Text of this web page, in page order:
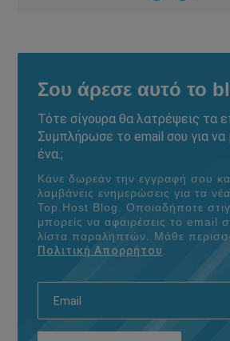
Σου άρεσε αυτό το
Τότε σίγουρα θα λατρέψεις τα
Συμπλήρωσε το email σου για να
ένα.;
Κάνε δωρεάν την εγγραφή σου
λαμβάνεις ενημερώσεις για τα
Τοp.Host Blog. Οποιαδήποτε
μπορείς να αφαιρέσεις το email
λίστα παραληπτών. Μάθε
Πολιτική Απορρήτου